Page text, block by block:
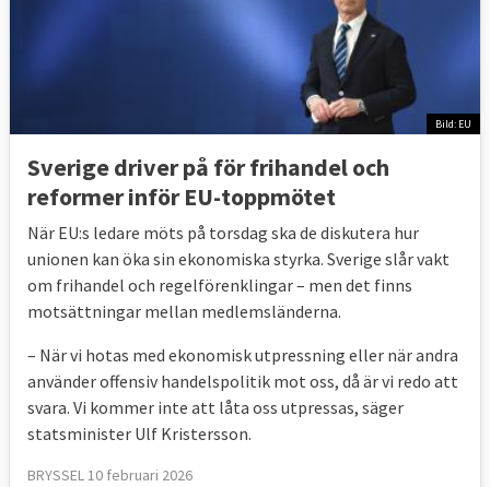
Bild: EU
Sverige driver på för frihandel och
reformer inför EU-toppmötet
När EU:s ledare möts på torsdag ska de diskutera hur
unionen kan öka sin ekonomiska styrka. Sverige slår vakt
om frihandel och regelförenklingar – men det finns
motsättningar mellan medlemsländerna.
– När vi hotas med ekonomisk utpressning eller när andra
använder offensiv handelspolitik mot oss, då är vi redo att
svara. Vi kommer inte att låta oss utpressas, säger
statsminister Ulf Kristersson.
BRYSSEL 10 februari 2026